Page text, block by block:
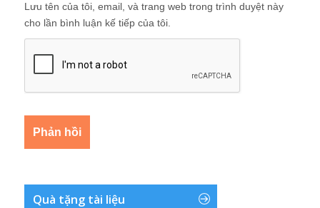
Lưu tên của tôi, email, và trang web trong trình duyệt này
cho lần bình luận kế tiếp của tôi.
Quà tặng tài liệu